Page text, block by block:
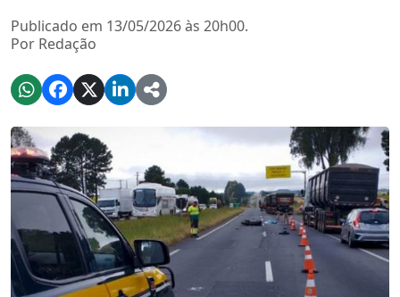
Publicado em 13/05/2026 às 20h00.
Por Redação